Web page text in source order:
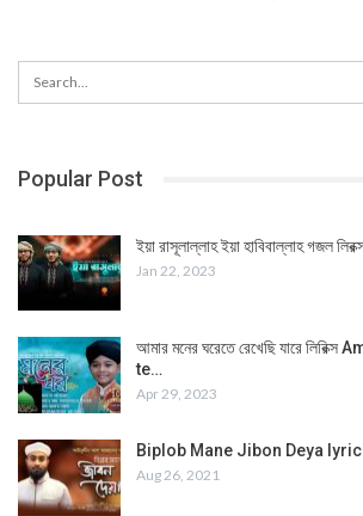
Popular Post
ইয়া রাসূলাল্লাহ ইয়া হাবিবাল্লাহ গজল
Jan 22, 2023
আমার মনের ঘরেতে রেখেছি যারে
te…
Apr 29, 2023
Biplob Mane Jibon Deya lyrics।
Aug 26, 2021